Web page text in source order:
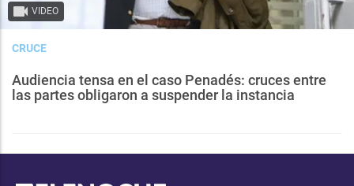
VIDEO
CRUCE
Audiencia tensa en el caso Penadés: cruces entre
las partes obligaron a suspender la instancia